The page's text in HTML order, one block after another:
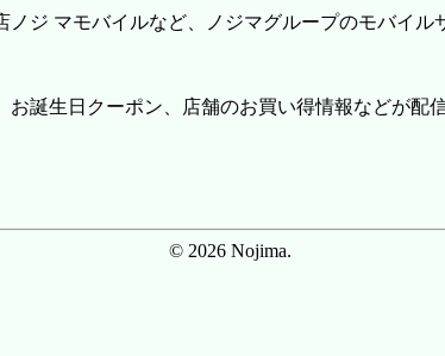
ジ マモバイルなど、ノジマグループのモバイル
誕生日クーポン、店舗のお買い得情報などが配
© 2026 Nojima.